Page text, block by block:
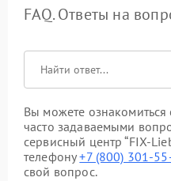
FAQ. Ответы на
Вы можете
часто задаваемыми
сервисный центр “FIX-
телефону+7 (800) 301-
свой вопрос.